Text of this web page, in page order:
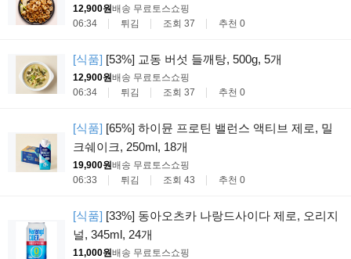
12,900원배송 무료 토스쇼핑
06:34
튀김 조회 37 추천 0
[식품] [53%] 교동 버섯 들깨탕, 500g, 5개
12,900원배송 무료 토스쇼핑
06:34
튀김 조회 37 추천 0
[식품] [65%] 하이뮨 프로틴 밸런스 액티브 제로, 밀
크쉐이크, 250ml, 18개
19,900원배송 무료 토스쇼핑
06:33
튀김 조회 43 추천 0
[식품] [33%] 동아오츠카 나랑드사이다 제로, 오리지
널, 345ml, 24개
11,000원배송 무료 토스쇼핑